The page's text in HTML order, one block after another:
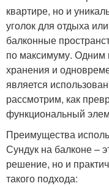
квартире, но и
уголок для отдыха
балконные
по максимуму. Одним
хранения и
является
рассмотрим, как
функциональный
Преимущества
Сундук на балконе –
решение, но и
такого подхода: